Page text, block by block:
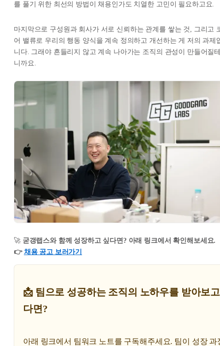
를 풀기 위한 최선의 방법이 채용인가도 치열한 고민이 필요하고요.
마지막으로 구성원과 회사가 서로 신뢰하는 관계를 쌓는 것, 그리고
어 밸류로 우리의 행동 양식을 계속 정의하고 개선하는 게 저의 과제
니다. 그래야 흔들리지 않고 계속 나아가는 조직의 관성이 만들어질
니까요.
🚀 굳갱랩스와 함께 성장하고 싶다면? 아래 링크에서 확인해보세요.
👉 채용 공고 보러가기
📩 팀으로 성공하는 조직의 노하우를 받아보
다면?
아래 링크에서 팀워크 노트를 구독해주세요. 팀이 성장 과